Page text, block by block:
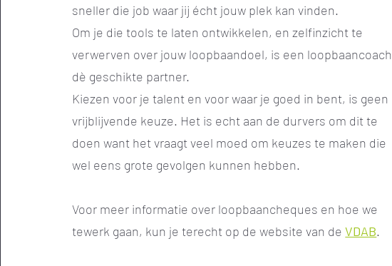
sneller die job waar jij écht jouw plek kan vinden.
Om je die tools te laten ontwikkelen, en zelfinzicht te
verwerven over jouw loopbaandoel, is een loopbaancoach
dè geschikte partner.
Kiezen voor je talent en voor waar je goed in bent, is geen
vrijblijvende keuze. Het is echt aan de durvers om dit te
doen want het vraagt veel moed om keuzes te maken die
wel eens grote gevolgen kunnen hebben.
Voor meer informatie over loopbaancheques en hoe we
tewerk gaan, kun je terecht op de website van deVDAB.